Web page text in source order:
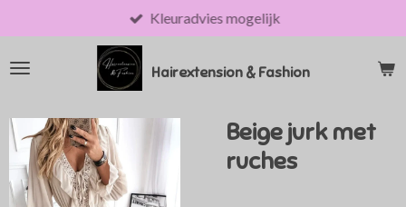
direct
naar
Hairextension & Fashion
Kleuradvies mogelijk
Beige jurk met
ruches